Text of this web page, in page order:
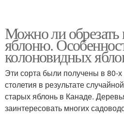
Можно ли
яблоню.
колоновидных
Эти сорта были получены в 80-
столетия в результате
старых яблонь в Канаде.
заинтересовать многих